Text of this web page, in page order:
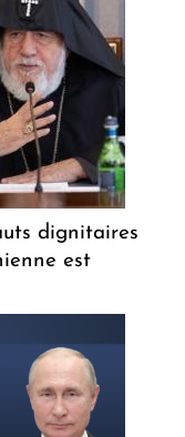
dignitaires
est